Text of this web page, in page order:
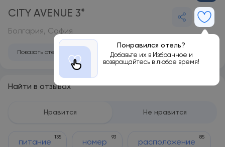
CITY AVENUE 3*
Понравился отель?
Добавьте их в Избранное и
возвращайтесь в любое время!
Болгария, София
Показать отель на карте
Найти в отзывах
Нравится Не нравится
питание
135
номер
93
расположение
85